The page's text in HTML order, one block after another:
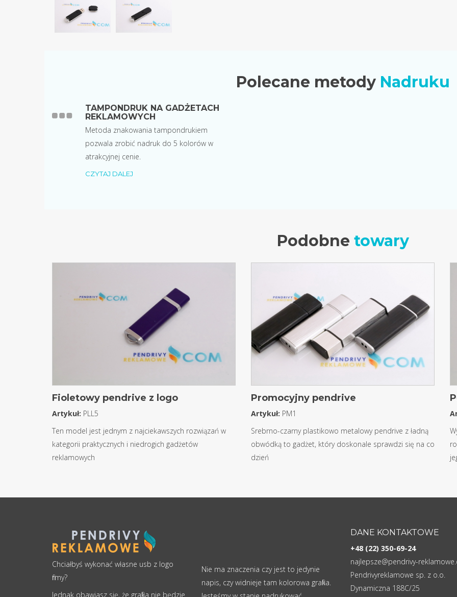
Polecane metody Nadruku
TAMPONDRUK NA GADŻETACH
REKLAMOWYCH
Metoda znakowania tampondrukiem
pozwala zrobić nadruk do 5 kolorów w
atrakcyjnej cenie.
CZYTAJ DALEJ
Podobne towary
Fioletowy pendrive z logo
Artykuł: PLL5
Ten model jest jednym z najciekawszych rozwiązań w
kategorii praktycznych i niedrogich gadżetów
reklamowych
Promocyjny pendrive
Artykuł: PM1
Srebrno-czarny plastikowo metalowy pendrive z ładną
obwódką to gadżet, który doskonale sprawdzi się na co
dzień
Chciałbyś wykonać własne usb z logo
firmy?
Jednak obawiasz się, że grafika nie będzie
Nie ma znaczenia czy jest to jedynie
napis, czy widnieje tam kolorowa grafika.
DANE KONTAKTOWE
+48 (22) 350-69-24
najlepsze@pendrivy-
Pendrivyreklamowe sp. z o.o.
Dynamiczna 188C/25